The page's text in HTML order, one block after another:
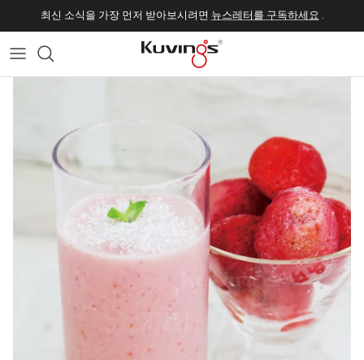
건너뛰기최신 소식을 가장 먼저 받아보시려면 뉴스레터를 구독하세요 .